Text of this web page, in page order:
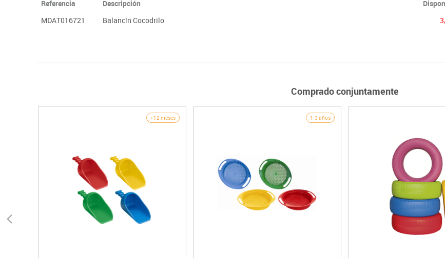
Referencia Descripción
MDAT016721
Balancín Cocodrilo
Comprado conjuntamente
+12 meses 1-3 años